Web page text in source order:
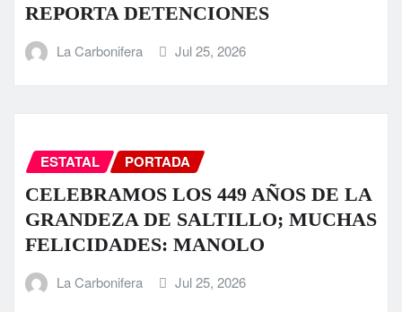
REPORTA DETENCIONES
La Carbonifera Jul 25, 2026
ESTATAL PORTADA
CELEBRAMOS LOS 449 AÑOS DE LA
GRANDEZA DE SALTILLO; MUCHAS
FELICIDADES: MANOLO
La Carbonifera Jul 25, 2026